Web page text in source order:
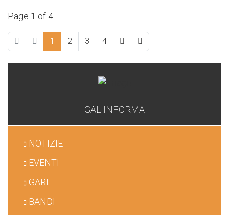
Page 1 of 4
1 2 3 4
GAL INFORMA
NOTIZIE
EVENTI
GARE
BANDI